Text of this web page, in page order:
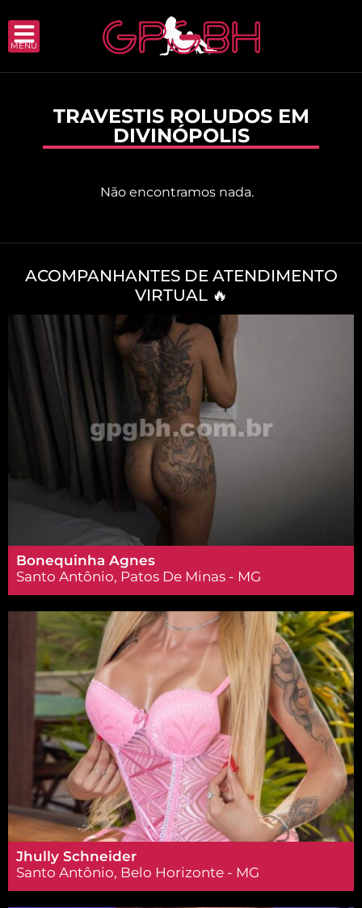
MENU
TRAVESTIS ROLUDOS EM
DIVINÓPOLIS
Não encontramos nada.
ACOMPANHANTES DE ATENDIMENTO
VIRTUAL 🔥
Bonequinha Agnes
Santo Antônio, Patos De Minas - MG
Jhully Schneider
Santo Antônio, Belo Horizonte - MG